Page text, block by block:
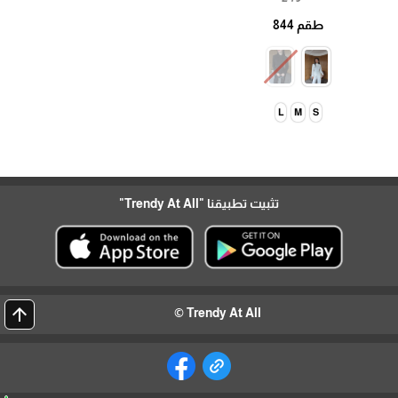
طقم 844
S
M
L
تثبيت تطبيقنا "Trendy At All"
Trendy At All ©
arrow_upward